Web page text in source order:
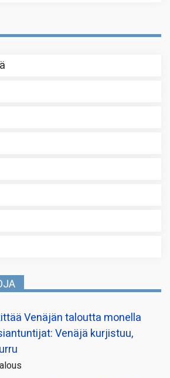
Venäjän taloutta monella
Venäjä kurjistuu,